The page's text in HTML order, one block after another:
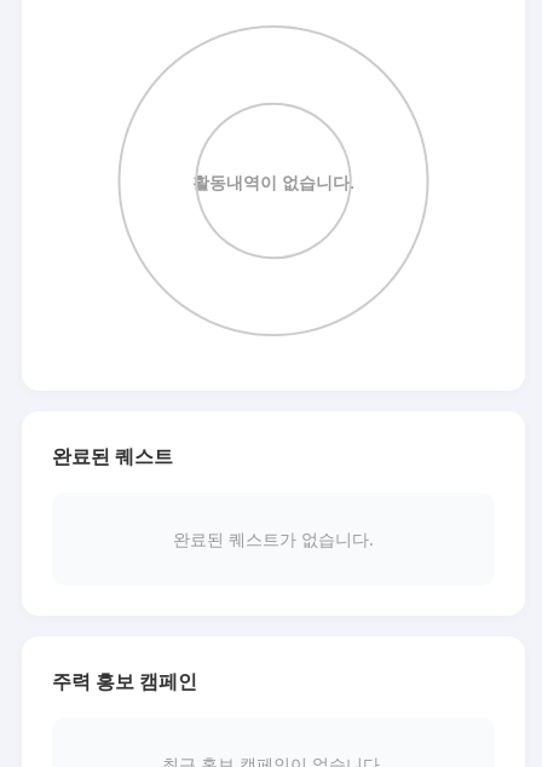
완료된 퀘스트
완료된 퀘스트가 없습니다.
주력 홍보 캠페인